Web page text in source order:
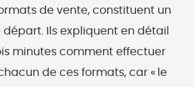
de vente, constituent un
Ils expliquent en détail
minutes comment effectuer
de ces formats, car « le